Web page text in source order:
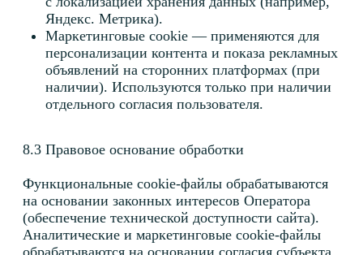
10.6 Если происходит утечка персональных
данных, то Оператор:
В течение 24 часов уведомляет об этом
Роскомнадзор;
В течение 72 часов проводит собственное
расследование и уведомляет Роскомнадзор
о его результатах.
10.7 Оператор не может проверить и поэтому
доверяет Вам в том, что вы:
Обладаете полной дееспособностью
Предоставили собственные достоверные
персональные данные
11. Как связаться с Оператором?